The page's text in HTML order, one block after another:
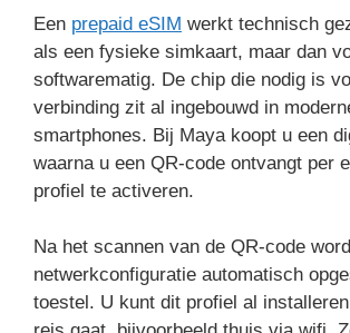
Een prepaid eSIM werkt technisch
als een fysieke simkaart, maar dan
softwarematig. De chip die nodig is
verbinding zit al ingebouwd in
smartphones. Bij Maya koopt u een
waarna u een QR-code ontvangt per
profiel te activeren.
Na het scannen van de QR-code
netwerkconfiguratie automatisch
toestel. U kunt dit profiel al